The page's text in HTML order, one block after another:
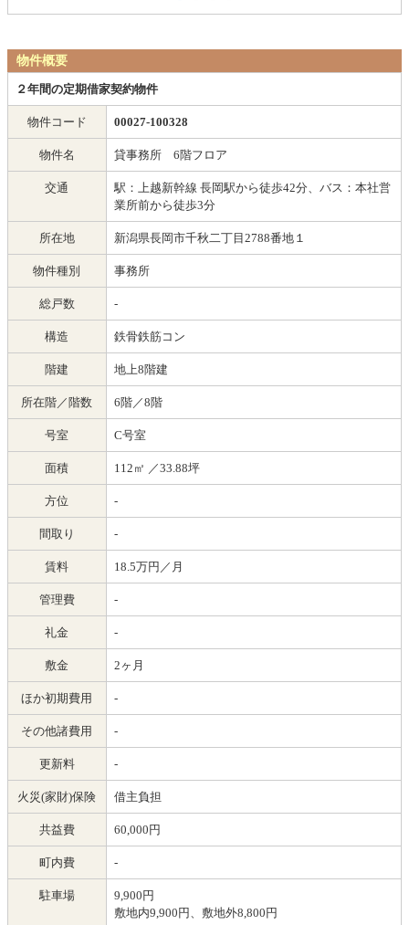
物件概要
２年間の定期借家契約物件
物件コード 00027-100328
物件名 貸事務所 6階フロア
交通
駅：上越新幹線 長岡駅から徒歩42分、バス：本社営
業所前から徒歩3分
所在地 新潟県長岡市千秋二丁目2788番地１
物件種別 事務所
総戸数 -
構造 鉄骨鉄筋コン
階建 地上8階建
所在階／階数 6階／8階
号室 C号室
面積 112㎡ ／33.88坪
方位 -
間取り -
賃料 18.5万円／月
管理費 -
礼金 -
敷金 2ヶ月
ほか初期費用 -
その他諸費用 -
更新料 -
火災(家財)保険 借主負担
共益費 60,000円
町内費 -
駐車場
9,900円
敷地内9,900円、敷地外8,800円